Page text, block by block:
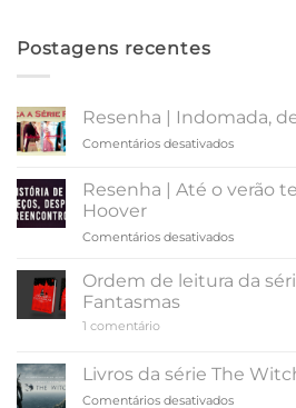
Postagens recentes
Resenha | Indomada,
Comentários desativadosem
Indomada,
Carina
Resenha | Até o verão
Hoover
Comentários desativadosem
Até
de
Ordem de leitura da
Fantasmas
1 comentárioem
leitura
da
série
Livros da série The
Comentários desativadosem